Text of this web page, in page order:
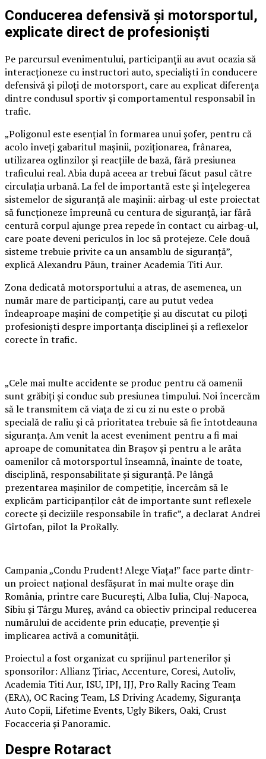
Conducerea defensivă și motorsportul,
explicate direct de profesioniști
Pe parcursul evenimentului, participanții au avut ocazia să
interacționeze cu instructori auto, specialiști în conducere
defensivă și piloți de motorsport, care au explicat diferența
dintre condusul sportiv și comportamentul responsabil în
trafic.
„Poligonul este esențial în formarea unui șofer, pentru că
acolo înveți gabaritul mașinii, poziționarea, frânarea,
utilizarea oglinzilor și reacțiile de bază, fără presiunea
traficului real. Abia după aceea ar trebui făcut pasul către
circulația urbană. La fel de importantă este și înțelegerea
sistemelor de siguranță ale mașinii: airbag-ul este proiectat
să funcționeze împreună cu centura de siguranță, iar fără
centură corpul ajunge prea repede în contact cu airbag-ul,
care poate deveni periculos în loc să protejeze. Cele două
sisteme trebuie privite ca un ansamblu de siguranță”,
explică Alexandru Păun, trainer Academia Titi Aur.
Zona dedicată motorsportului a atras, de asemenea, un
număr mare de participanți, care au putut vedea
îndeaproape mașini de competiție și au discutat cu piloți
profesioniști despre importanța disciplinei și a reflexelor
corecte în trafic.
„Cele mai multe accidente se produc pentru că oamenii
sunt grăbiți și conduc sub presiunea timpului. Noi încercăm
să le transmitem că viața de zi cu zi nu este o probă
specială de raliu și că prioritatea trebuie să fie întotdeauna
siguranța. Am venit la acest eveniment pentru a fi mai
aproape de comunitatea din Brașov și pentru a le arăta
oamenilor că motorsportul înseamnă, înainte de toate,
disciplină, responsabilitate și siguranță. Pe lângă
prezentarea mașinilor de competiție, încercăm să le
explicăm participanților cât de importante sunt reflexele
corecte și deciziile responsabile în trafic”, a declarat Andrei
Gîrtofan, pilot la ProRally.
Campania „Condu Prudent! Alege Viața!” face parte dintr-
un proiect național desfășurat în mai multe orașe din
România, printre care București, Alba Iulia, Cluj-Napoca,
Sibiu și Târgu Mureș, având ca obiectiv principal reducerea
numărului de accidente prin educație, prevenție și
implicarea activă a comunității.
Proiectul a fost organizat cu sprijinul partenerilor și
sponsorilor: Allianz Țiriac, Accenture, Coresi, Autoliv,
Academia Titi Aur, ISU, IPJ, IJJ, Pro Rally Racing Team
(ERA), OC Racing Team, LS Driving Academy, Siguranța
Auto Copii, Lifetime Events, Ugly Bikers, Oaki, Crust
Focacceria și Panoramic.
Despre Rotaract